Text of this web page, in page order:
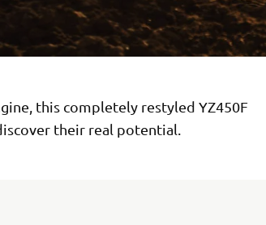
this completely restyled YZ450F
their real potential.